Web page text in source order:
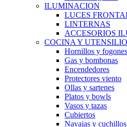
ILUMINACION
LUCES
LINTERNAS
ACCESORIOS
COCINA Y
Hornillos y fogones
Gas y bombonas
Encendedores
Protectores viento
Ollas y sartenes
Platos y bowls
Vasos y tazas
Cubiertos
Navajas y cuchillos